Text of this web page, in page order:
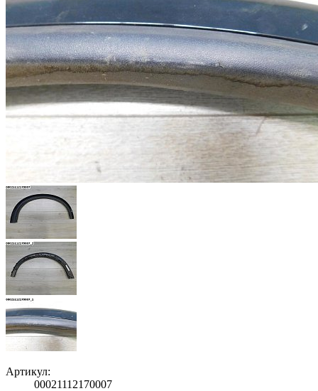
Артикул:
00021112170007